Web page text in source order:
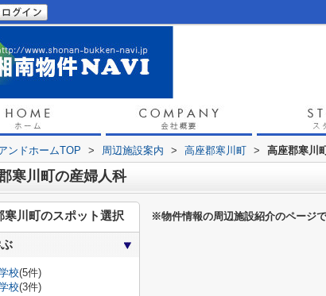
ンドホームTOP > 周辺施設案内 > 高座郡寒川町 > 高座郡寒川
寒川町の産婦人科
※物件情報の周辺施設紹介のページ
寒川町のスポット選択
校(5件)
校(3件)